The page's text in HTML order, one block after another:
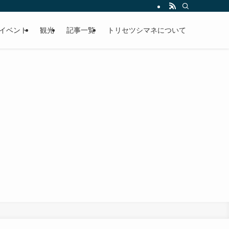
ベント 観光 記事一覧 トリセツシマネについて